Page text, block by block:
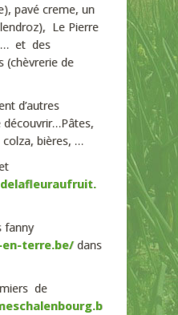
pavé creme, un
Le Pierre
… et des
(chèvrerie de
d’autres
découvrir…Pâtes,
colza, bières, …
fanny
terre.be/ dans
de